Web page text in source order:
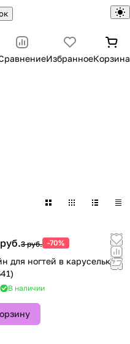
ИзбранноеКорзина
3 руб. -70%
ногтей в карусельке
В наличии